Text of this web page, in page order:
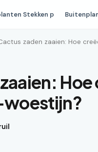
Stekken p
zaden zaaien: Hoe
Hoe